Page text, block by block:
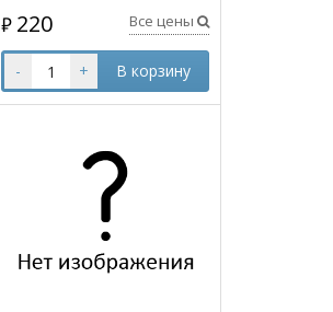
₽ 220 Все цены
- + В корзину